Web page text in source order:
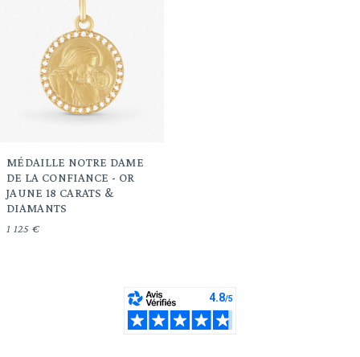
MÉDAILLE NOTRE DAME
DE LA CONFIANCE - OR
JAUNE 18 CARATS &
DIAMANTS
1 125 €